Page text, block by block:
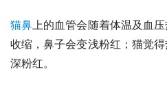
猫鼻上的血管会随着体温及血
收缩，鼻子会变浅粉红；猫觉
深粉红。